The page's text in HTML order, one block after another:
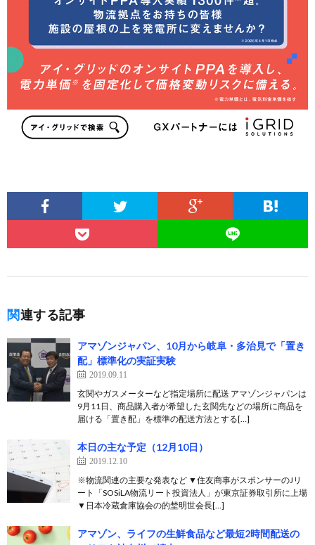
関連する記事
アマゾンジャパン、10月から岐阜・多治見で「置き
配」標準化の実証実験
2019.09.11
玄関やガスメーターなど指定場所に配送 アマゾンジャパンは
9月11日、商品購入者が希望した玄関先などの場所に商品を
届ける「置き配」を標準の配送方法とする[…]
本日の主な予定（12月10日）
2019.12.10
※物流関連の主要な発表など ▼住友商事がスポンサーのJリ
ート「SOSiLA物流リート投資法人」が東京証券取引所に上場
▼日本冷蔵倉庫協会の的埜明世会長[…]
アマゾン、ライフの生鮮食品など最短2時間配送の